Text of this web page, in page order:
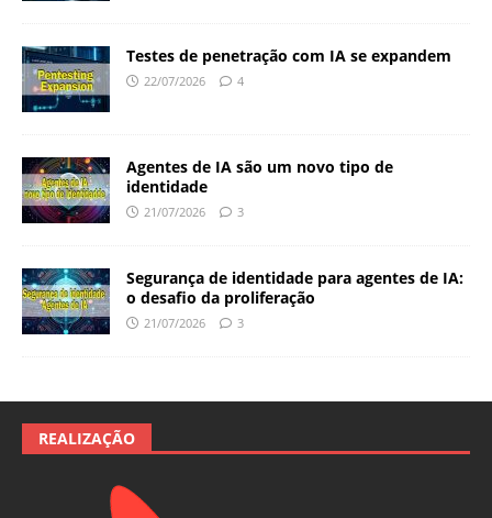
Testes de penetração com IA se expandem
22/07/2026 4
Agentes de IA são um novo tipo de
identidade
21/07/2026 3
Segurança de identidade para agentes de IA:
o desafio da proliferação
21/07/2026 3
REALIZAÇÃO